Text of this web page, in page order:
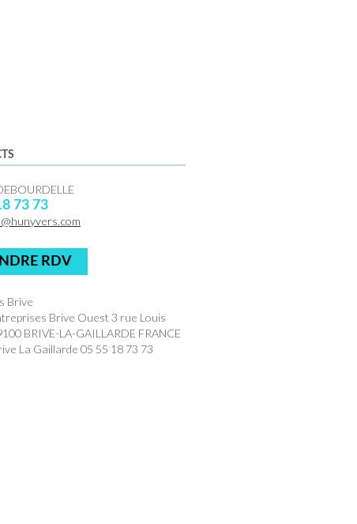
73 73
RDV
Brive
Brive Ouest 3 rue Louis
BRIVE-LA-GAILLARDE FRANCE
La Gaillarde 05 55 18 73 73